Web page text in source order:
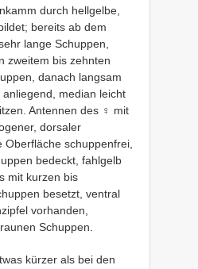
durch hellgelbe,
bereits ab dem
lange Schuppen,
zweitem bis zehnten
danach langsam
median leicht
Antennen des ♀ mit
dorsaler
Oberfläche schuppenfrei,
bedeckt, fahlgelb
mit kurzen bis
besetzt, ventral
vorhanden,
Schuppen.
kürzer als bei den